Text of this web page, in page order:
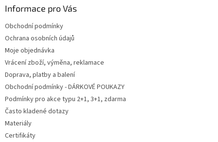
s
u
Informace pro Vás
Obchodní podmínky
Ochrana osobních údajů
Moje objednávka
Vrácení zboží, výměna, reklamace
Doprava, platby a balení
Obchodní podmínky - DÁRKOVÉ POUKAZY
Podmínky pro akce typu 2+1, 3+1, zdarma
Často kladené dotazy
Materiály
Certifikáty